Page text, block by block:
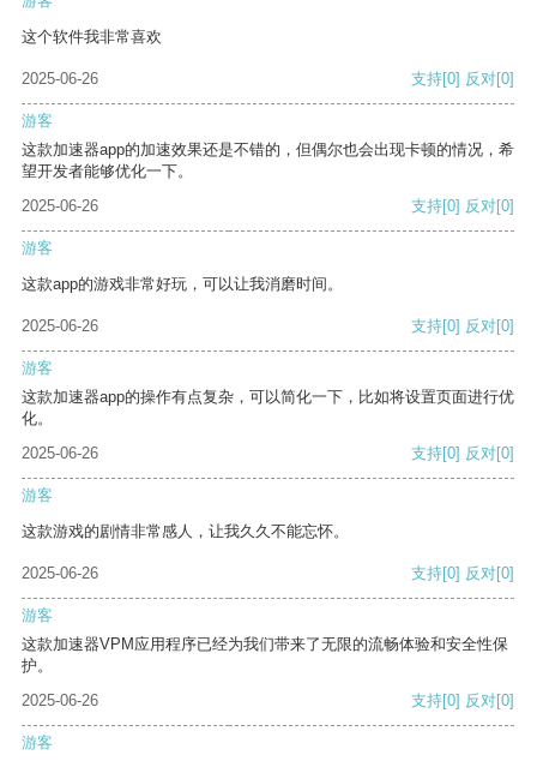
这个软件我非常喜欢
2025-06-26 支持[0] 反对[0]
游客
这款加速器app的加速效果还是不错的，但偶尔也会出现卡顿的情况，希
望开发者能够优化一下。
2025-06-26
支持[0] 反对[0]
游客
这款app的游戏非常好玩，可以让我消磨时间。
2025-06-26 支持[0] 反对[0]
游客
这款加速器app的操作有点复杂，可以简化一下，比如将设置页面进行优
化。
2025-06-26
支持[0] 反对[0]
游客
这款游戏的剧情非常感人，让我久久不能忘怀。
2025-06-26 支持[0] 反对[0]
游客
这款加速器VPM应用程序已经为我们带来了无限的流畅体验和安全性保
护。
2025-06-26
支持[0] 反对[0]
游客